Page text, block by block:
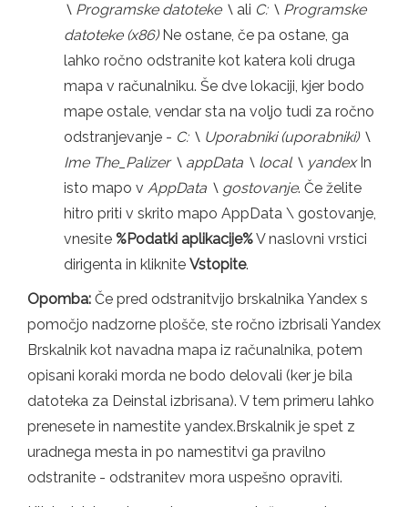
\ Programske datoteke \ ali C: \ Programske
datoteke (x86)Ne ostane, če pa ostane, ga
lahko ročno odstranite kot katera koli druga
mapa v računalniku. Še dve lokaciji, kjer bodo
mape ostale, vendar sta na voljo tudi za ročno
odstranjevanje - C: \ Uporabniki (uporabniki) \
Ime The_Palizer \ appData \ local \ yandexIn
isto mapo v AppData \ gostovanje. Če želite
hitro priti v skrito mapo AppData \ gostovanje,
vnesite %Podatki aplikacije%V naslovni vrstici
dirigenta in kliknite Vstopite.
Opomba: Če pred odstranitvijo brskalnika Yandex s
pomočjo nadzorne plošče, ste ročno izbrisali Yandex
Brskalnik kot navadna mapa iz računalnika, potem
opisani koraki morda ne bodo delovali (ker je bila
datoteka za Deinstal izbrisana). V tem primeru lahko
prenesete in namestite yandex.Brskalnik je spet z
uradnega mesta in po namestitvi ga pravilno
odstranite - odstranitev mora uspešno opraviti.